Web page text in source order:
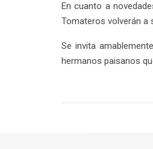
En cuanto a
Tomateros volverán a
Se invita
hermanos paisanos